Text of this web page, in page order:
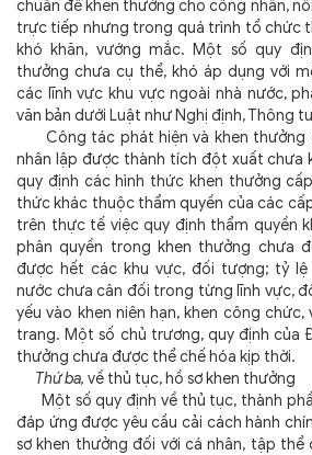
chuẩn để khen thưởng cho công nhân,
trực tiếp nhưng trong quá trình tổ chức
khó khăn, vướng mắc. Một số quy
thưởng chưa cụ thể, khó áp dụng với
các lĩnh vực khu vực ngoài nhà nước,
văn bản dưới Luật như Nghị định, Thông
Công tác phát hiện và khen thưởng
nhân lập được thành tích đột xuất chưa
quy định các hình thức khen thưởng
thức khác thuộc thẩm quyền của các
trên thực tế việc quy định thẩm quyền
phân quyền trong khen thưởng chưa
được hết các khu vực, đối tượng; tỷ lệ
nước chưa cân đối trong từng lĩnh vực,
yếu vào khen niên hạn, khen công
trang. Một số chủ trương, quy định của
thưởng chưa được thể chế hóa kịp thời.
Thứ ba, về thủ tục, hồ sơ khen thưởng
Một số quy định về thủ tục, thành
đáp ứng được yêu cầu cải cách hành
sơ khen thưởng đối với cá nhân, tập